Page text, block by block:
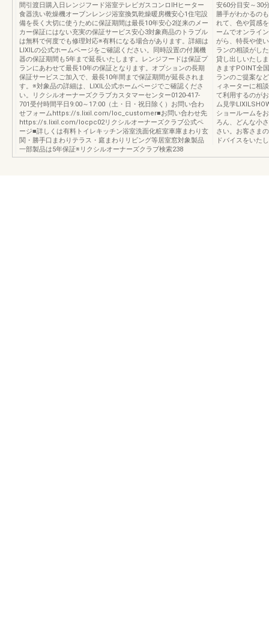
間引渡日購入日レンジフード浴室テレビガスコンロIHヒーター
食器洗い乾燥機オーブンレンジ浴室換気乾燥暖房機安心1住宅設
備を長く大切に使うために保証期間は最長10年安心2従来のメー
カー保証にはない充実の保証サービス安心3対象商品のトラブル
は無料で何度でも修理対応※有料になる場合があります。詳細は
LIXILの公式ホームページをご確認ください。同時設置の付属機
器の保証期間も5年まで延長いたします。レンジフードは保証プ
ランにあわせて最長10年の保証となります。オプションの長期
保証サービスご加入で、最長10年間まで保証期間が延長されま
す。※対象品の詳細は、LIXIL公式ホームページでご確認くださ
い。リクシルオーナーズクラブカスタマーセンター0120-417-
701受付時間平日9:00～17:00（土・日・祝日除く）お問い合わ
せフォームhttps://s.lixil.com/loc_customer■お問い合わせ先
https://s.lixil.com/locpc02リクシルオーナーズクラブ公式ペ
ージ■詳しくは有料トイレキッチン浴室洗面化粧室車庫まわり玄
関・勝手口まわりテラス・庭まわりリビング等居室窓対象製品
一部製品は5年保証※リクシルオーナーズクラブ検索238
安60分目安～30
勝手がわかるの
れて、色や質感
ームでオンライ
がら、特長や使
ランの相談がし
貸し出しいたし
きますPOINT全
ランのご提案な
ィネーターに相
て利用するのが
ム見学
ショールームを
ろん、どんな小
さい。お客さま
ドバイスをいた